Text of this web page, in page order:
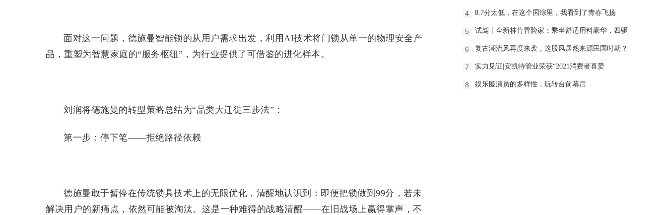
面对这一问题，德施曼智能锁的从用户需求出发，利用AI技术将门锁从单一的物理安全产
品，重塑为智慧家庭的“服务枢纽”，为行业提供了可借鉴的进化样本。
刘润将德施曼的转型策略总结为“品类大迁徙三步法”：
第一步：停下笔——拒绝路径依赖
德施曼敢于暂停在传统锁具技术上的无限优化，清醒地认识到：即便把锁做到99分，若未
解决用户的新痛点，依然可能被淘汰。这是一种难得的战略清醒——在旧战场上赢得掌声，不
4 8.7分太低，在这个国综里，我看到了青春飞扬
5 试驾丨全新林肯冒险家：乘坐舒适用料豪华，四驱
6 复古潮流风再度来袭，这股风居然来源民国时期？
7 实力见证|安凯特管业荣获“2021消费者喜爱
8 娱乐圈演员的多样性，玩转台前幕后